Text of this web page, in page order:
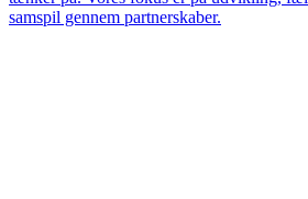
samspil gennem partnerskaber.